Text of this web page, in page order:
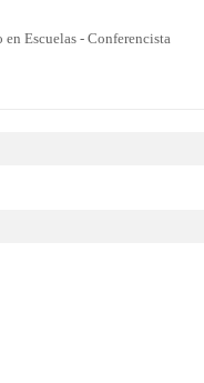
Escuelas - Conferencista